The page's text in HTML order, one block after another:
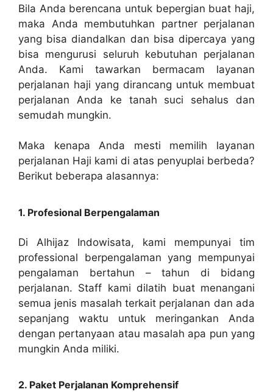
Bila Anda berencana untuk bepergian buat haji,
maka Anda membutuhkan partner perjalanan
yang bisa diandalkan dan bisa dipercaya yang
bisa mengurusi seluruh kebutuhan perjalanan
Anda. Kami tawarkan bermacam layanan
perjalanan haji yang dirancang untuk membuat
perjalanan Anda ke tanah suci sehalus dan
semudah mungkin.
Maka kenapa Anda mesti memilih layanan
perjalanan Haji kami di atas penyuplai berbeda?
Berikut beberapa alasannya:
1. Profesional Berpengalaman
Di Alhijaz Indowisata, kami mempunyai tim
professional berpengalaman yang mempunyai
pengalaman bertahun – tahun di bidang
perjalanan. Staff kami dilatih buat menangani
semua jenis masalah terkait perjalanan dan ada
sepanjang waktu untuk meringankan Anda
dengan pertanyaan atau masalah apa pun yang
mungkin Anda miliki.
2. Paket Perjalanan Komprehensif